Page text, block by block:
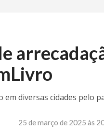
diversas cidades pelo
25 de março de 2025 às